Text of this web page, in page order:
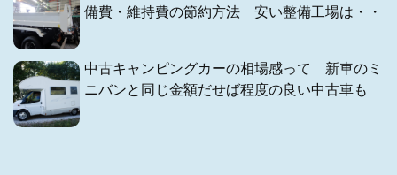
備費・維持費の節約方法 安い整備工場は・・
中古キャンピングカーの相場感って 新車のミ
ニバンと同じ金額だせば程度の良い中古車も